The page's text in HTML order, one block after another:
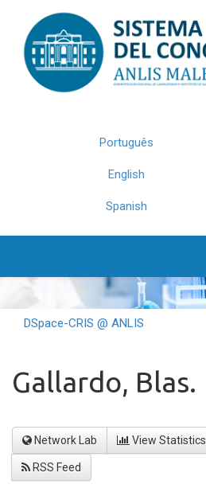
navigation
Português
English
Spanish
DSpace-CRIS @ ANLIS
Gallardo, Blas.
Network Lab View Statistics
RSS Feed